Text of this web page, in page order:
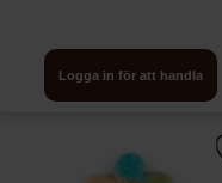
Logga in för att handla